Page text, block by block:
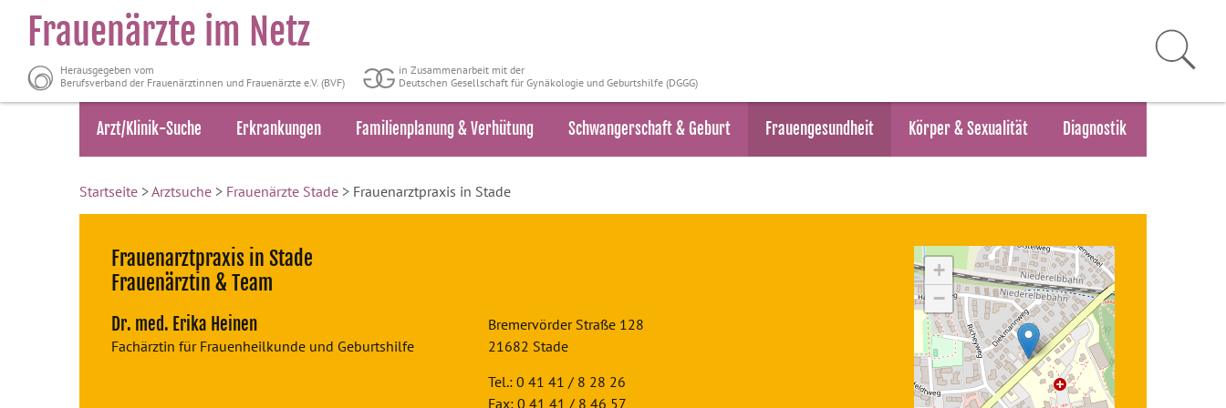
Frauenärzte im Netz
Herausgegeben vom
Berufsverband der Frauenärztinnen und Frauenärzte e.V. (BVF)
in Zusammenarbeit mit der
Deutschen Gesellschaft für Gynäkologie und Geburtshilfe (DGGG)
Arzt/Klinik-Suche Erkrankungen Familienplanung & Verhütung Schwangerschaft & Geburt Frauengesundheit Körper & Sexualität Diagnostik
Startseite >Arztsuche > Frauenärzte Stade > Frauenarztpraxis in Stade
Frauenarztpraxis in Stade
Frauenärztin & Team
Dr. med. Erika Heinen
Fachärztin für Frauenheilkunde und Geburtshilfe
Bremervörder Straße 128
21682 Stade
Tel.: 0 41 41 / 8 28 26
Fax: 0 41 41 / 8 46 57
+
−